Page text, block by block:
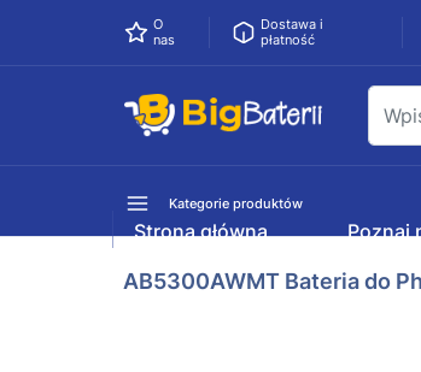
O
nas
Dostawa i
płatność
Kategorie produktów
Strona główna Poznaj
AB5300AWMT Bateria do